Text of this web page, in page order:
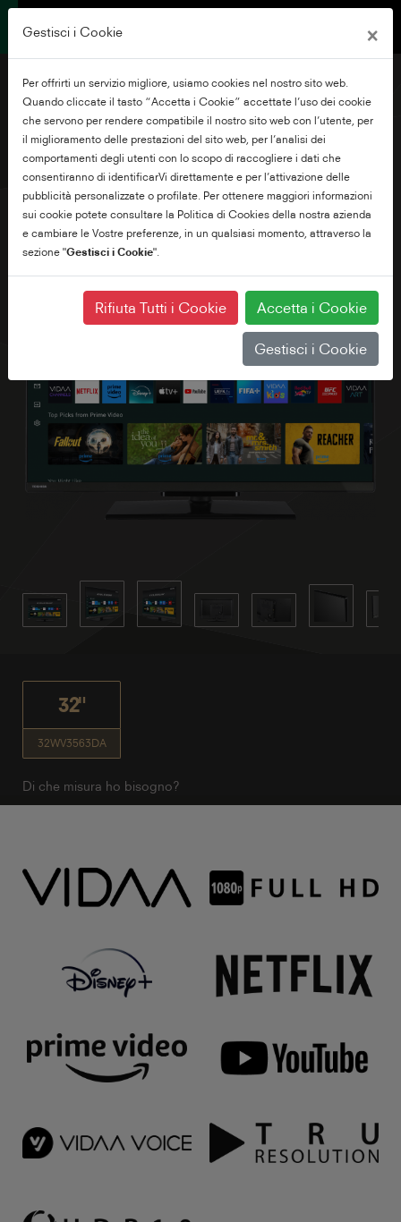
32" HD/FHD VIDAA TV
32"
32WV3563DA
Di che misura ho bisogno?
Gestisci i Cookie ×
Per offrirti un servizio migliore, usiamo cookies nel nostro sito web.
Quando cliccate il tasto “Accetta i Cookie” accettate l’uso dei cookie
che servono per rendere compatibile il nostro sito web con l’utente, per
il miglioramento delle prestazioni del sito web, per l’analisi dei
comportamenti degli utenti con lo scopo di raccogliere i dati che
consentiranno di identificarVi direttamente e per l’attivazione delle
pubblicità personalizzate o profilate. Per ottenere maggiori informazioni
sui cookie potete consultare la Politica di Cookies della nostra azienda
e cambiare le Vostre preferenze, in un qualsiasi momento, attraverso la
sezione "Gestisci i Cookie".
Rifiuta Tutti i Cookie Accetta i Cookie
Gestisci i Cookie